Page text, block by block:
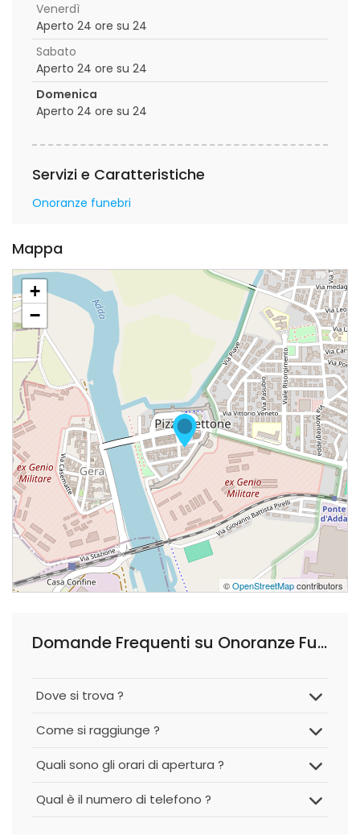
Venerdì
Aperto 24 ore su 24
Sabato
Aperto 24 ore su 24
Domenica
Aperto 24 ore su 24
Servizi e Caratteristiche
Onoranze funebri
Mappa
+
−
©OpenStreetMapcontributors
Domande Frequenti su Onoranze Funebri La Fenice
Dove si trova ?
Come si raggiunge ?
Quali sono gli orari di apertura ?
Qual è il numero di telefono ?